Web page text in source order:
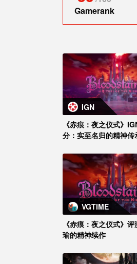
Gamerank
IGN
《赤痕：夜之仪式》
分：实至名归的精神传
VGTIME
《赤痕：夜之仪式》
瑜的精神续作